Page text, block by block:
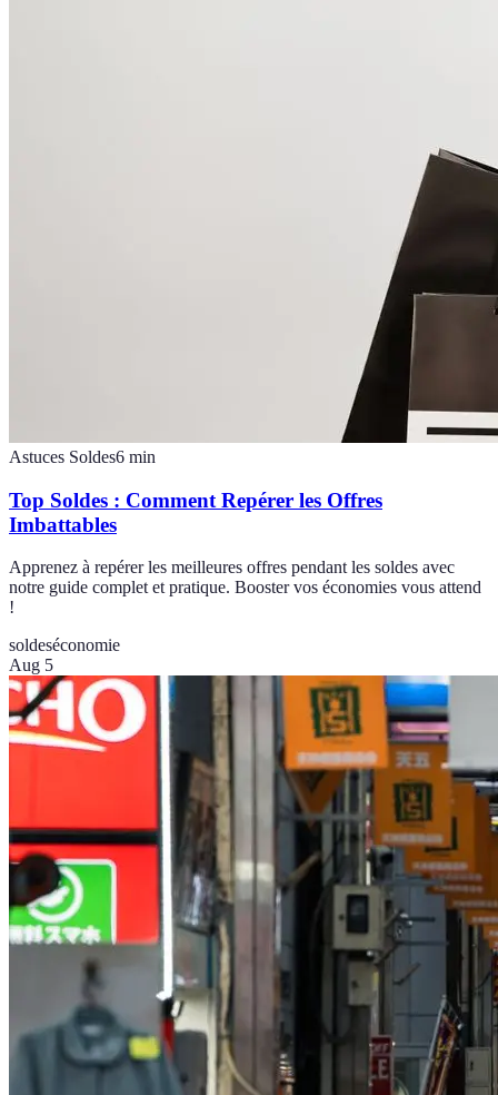
Astuces Soldes6 min
Top Soldes : Comment Repérer les Offres
Imbattables
Apprenez à repérer les meilleures offres pendant les soldes avec
notre guide complet et pratique. Booster vos économies vous attend
!
soldeséconomie
Aug 5